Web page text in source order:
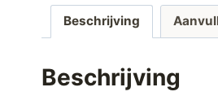
Beschrijving
Beschrijving